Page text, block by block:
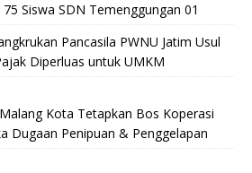
Siswa SDN Temenggungan 01
Pancasila PWNU Jatim Usul
Diperluas untuk UMKM
Kota Tetapkan Bos Koperasi
Dugaan Penipuan & Penggelapan